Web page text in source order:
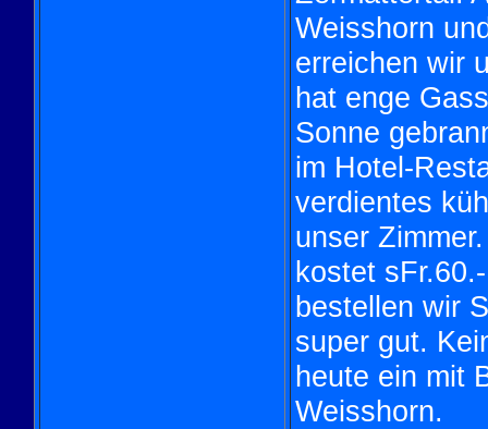
Weisshorn
erreichen wir
hat enge
Sonne
im Hotel-
verdientes
unser
kostet
bestellen wir
super gut.
heute ein mit
Weisshorn.